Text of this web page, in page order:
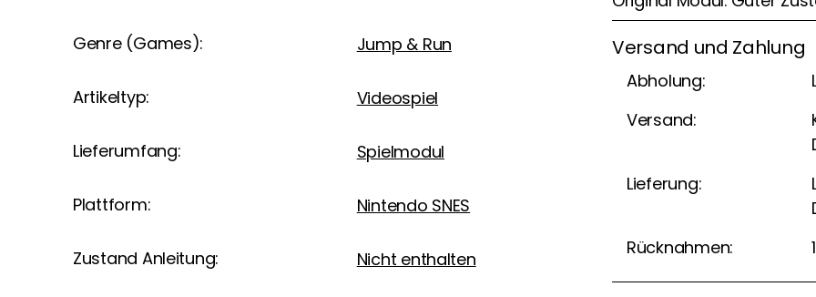
Genre (Games): Jump & Run
Artikeltyp: Videospiel
Lieferumfang: Spielmodul
Plattform: Nintendo SNES
Zustand Anleitung: Nicht enthalten
Versand und Zahlung
Abholung:
Versand:
Lieferung:
Rücknahmen: